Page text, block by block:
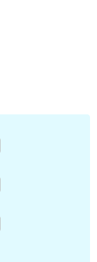
(čierna)